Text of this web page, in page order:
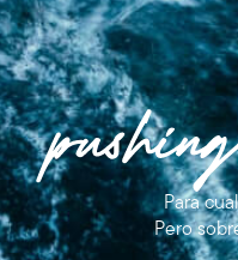
Para
Pero